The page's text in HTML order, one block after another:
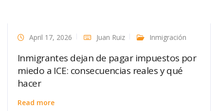
April 17, 2026 Juan Ruiz Inmigración
Inmigrantes dejan de pagar impuestos por
miedo a ICE: consecuencias reales y qué
hacer
Read more